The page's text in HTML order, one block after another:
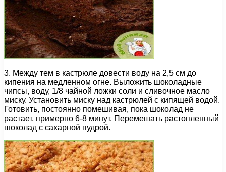
3. Между тем в кастрюле довести воду на 2,5 см до
кипения на медленном огне. Выложить шоколадные
чипсы, воду, 1/8 чайной ложки соли и сливочное масло
миску. Установить миску над кастрюлей с кипящей водой.
Готовить, постоянно помешивая, пока шоколад не
растает, примерно 6-8 минут. Перемешать растопленный
шоколад с сахарной пудрой.